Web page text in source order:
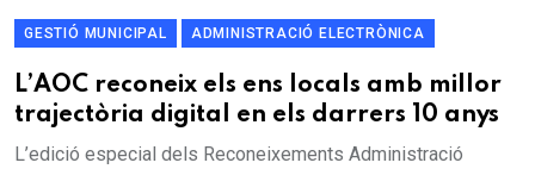
GESTIÓ MUNICIPAL ADMINISTRACIÓ ELECTRÒNICA
L’AOC reconeix els ens locals amb millor
trajectòria digital en els darrers 10 anys
L’edició especial dels Reconeixements Administració